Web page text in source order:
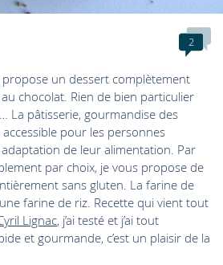
2
propose un dessert complètement
chocolat. Rien de bien particulier
La pâtisserie, gourmandise des
pour les personnes
de leur alimentation. Par
par choix, je vous propose de
sans gluten. La farine de
farine de riz. Recette qui vient tout
Lignac, j’ai testé et j’ai tout
et gourmande, c’est un plaisir de la